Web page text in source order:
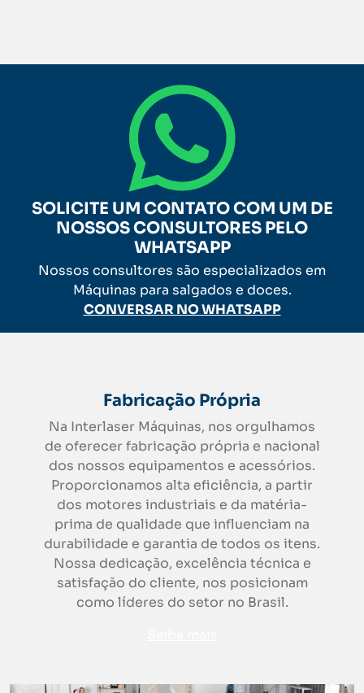
SOLICITE UM CONTATO COM UM DE
NOSSOS CONSULTORES PELO
WHATSAPP
Nossos consultores são especializados em
Máquinas para salgados e doces.
CONVERSAR NO WHATSAPP
Fabricação Própria
Na Interlaser Máquinas, nos orgulhamos
de oferecer fabricação própria e nacional
dos nossos equipamentos e acessórios.
Proporcionamos alta eficiência, a partir
dos motores industriais e da matéria-
prima de qualidade que influenciam na
durabilidade e garantia de todos os itens.
Nossa dedicação, excelência técnica e
satisfação do cliente, nos posicionam
como líderes do setor no Brasil.